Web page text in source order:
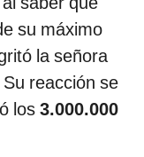
su máximo
la señora
reacción se
los 3.000.000